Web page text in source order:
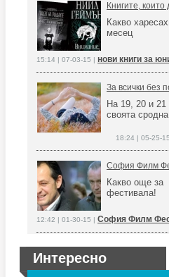
Книгите,
Какво
месец
15:14 | 07-03-15 | нови книги за
За всички без
На 19, 20 и
своята
18:24 | 05-25-
София Филм
Какво още за
фестивала!
12:42 | 01-30-15 | София Филм
Интересно